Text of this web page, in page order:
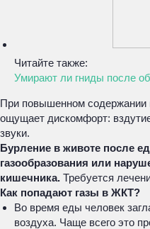
Читайте также:
Умирают ли гниды после
При повышенном содержании
ощущает дискомфорт:
звуки.
Бурление в животе после
газообразования или
кишечника. Требуется
Как попадают газы в ЖКТ?
Во время еды человек
воздуха. Чаще всего это